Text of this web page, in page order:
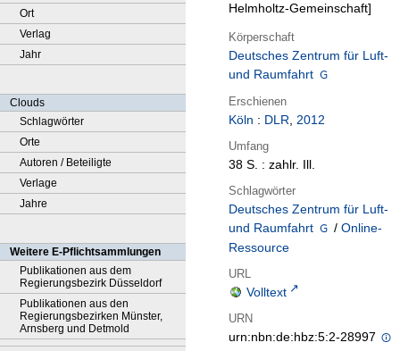
Ort
Verlag
Jahr
Clouds
Schlagwörter
Orte
Autoren / Beteiligte
Verlage
Jahre
Weitere E-Pflichtsammlungen
Publikationen aus dem
Regierungsbezirk Düsseldorf
Publikationen aus den
Regierungsbezirken Münster,
Arnsberg und Detmold
Helmholtz-Gemeinschaft]
Körperschaft
Deutsches Zentrum für Luft-
und Raumfahrt
Erschienen
Köln : DLR, 2012
Umfang
38 S. : zahlr. Ill.
Schlagwörter
Deutsches Zentrum für Luft-
und Raumfahrt
/ Online-
Ressource
URL
Volltext
URN
urn:nbn:de:hbz:5:2-28997